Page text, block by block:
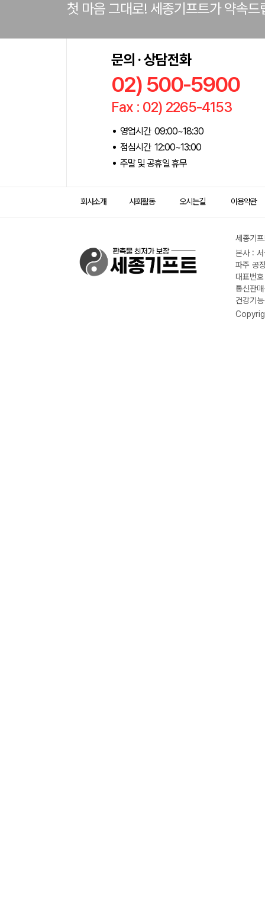
첫 마음 그대로! 세종기프트가 약속드
문의 · 상담전화
02) 500-5900
Fax : 02) 2265-4153
영업시간 09:00~18:30
점심시간 12:00~13:00
주말 및 공휴일 휴무
회사소개 사회활동 오시는길 이용약관
세종기
본사 :
파주 공
대표번
통신판
건강기